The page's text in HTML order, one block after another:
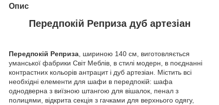
Опис
Передпокій Реприза дуб артезіан
Передпокій Реприза, шириною 140 см, виготовляється
уманської фабрики Світ Меблів, в стилі модерн, в поєднанні
контрастних кольорів антрацит і дуб артезіан. Містить всі
необхідні елементи для шафи в передпокій: шафа
однодверна з виїзною штангою для вішалок, пенал з
полицями, відкрита секція з гачками для верхнього одягу,